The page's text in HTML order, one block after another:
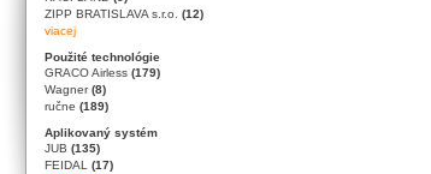
ZIPP BRATISLAVA s.r.o. (12)
viacej
Použité technológie
GRACO Airless (179)
Wagner(8)
ručne (189)
Aplikovaný systém
JUB (135)
FEIDAL (17)